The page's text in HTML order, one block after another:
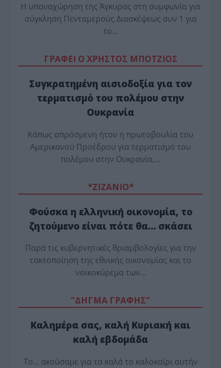
Η υπαναχώρηση της Άγκυρας στη συμφωνία για
σύγκληση Πενταμερούς Διασκέψεως συν 1 για
το…
ΓΡΑΦΕΙ Ο ΧΡΗΣΤΟΣ ΜΠΟΤΖΙΟΣ
Συγκρατημένη αισιοδοξία για τον
τερματισμό του πολέμου στην
Ουκρανία
Κάπως απρόσμενη ήταν η πρωτοβουλία του
Αμερικανού Προέδρου για τερματισμό του
πολέμου στην Ουκρανία,…
*ZΙΖΑΝΙΟ*
Φούσκα η ελληνική οικονομία, το
ζητούμενο είναι πότε θα… σκάσει
Παρά τις κυβερνητικές θριαμβολογίες για την
τακτοποίηση της εθνικής οικονομίας και το
νοικοκύρεμα των…
“ΔΗΓΜΑ ΓΡΑΦΗΣ”
Καλημέρα σας, καλή Κυριακή και
καλή εβδομάδα
Το… ακούσαμε για τα καλά το καλοκαίρι αυτήν